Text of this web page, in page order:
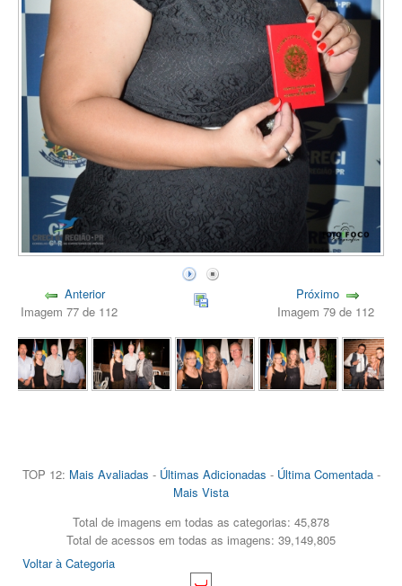
Anterior
Imagem 77 de 112
Próximo
Imagem 79 de 112
TOP 12: Mais Avaliadas - Últimas Adicionadas - Última Comentada-
Mais Vista
Total de imagens em todas as categorias: 45,878
Total de acessos em todas as imagens: 39,149,805
Voltar à Categoria